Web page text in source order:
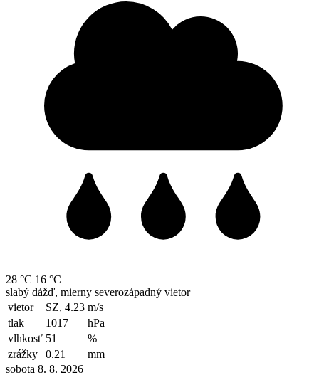
28 °C 16 °C
slabý dážď, mierny severozápadný vietor
vietor
SZ, 4.23 m/s
tlak
1017
hPa
vlhkosť 51
%
zrážky
0.21
mm
sobota 8. 8. 2026